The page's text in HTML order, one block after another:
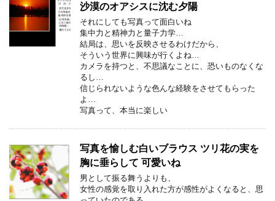
沙漠のオアシスに沈む夕陽
それにしても写真って面白いね
集中力と精神力と量子力学…
結局は、思いを反映させるわけだから、
そういう世界に興味が行くよね…
カメラを持つと、不思議なことに、恐いものなくな
るし…
信じられないような色んな経験をさせてもらった
よ…
写真って、本当に楽しい
写真を愉しむ白いブラウス ツリ花の実を
胸に垂らして 可愛いね
男として振る舞うよりも、
女性の感覚を取り入れた方が感性がよくなると、思